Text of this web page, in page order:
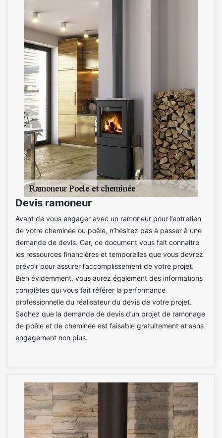
Devis ramoneur
Avant de vous engager avec un ramoneur pour l’entretien
de votre cheminée ou poêle, n’hésitez pas à passer à une
demande de devis. Car, ce document vous fait connaitre
les ressources financières et temporelles que vous devrez
prévoir pour assurer l’accomplissement de votre projet.
Bien évidemment, vous aurez également des informations
complètes qui vous fait référer la performance
professionnelle du réalisateur du devis de votre projet.
Sachez que la demande de devis d’un projet de ramonage
de poêle et de cheminée est faisable gratuitement et sans
engagement non plus.